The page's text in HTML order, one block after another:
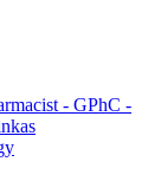
- GPhC -